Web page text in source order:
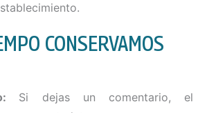
CONSERVAMOS
Si dejas un comentario, el